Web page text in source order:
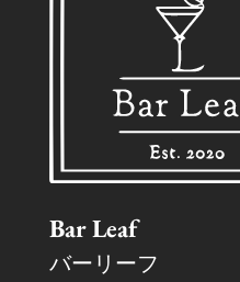
Bar Leaf
バーリーフ